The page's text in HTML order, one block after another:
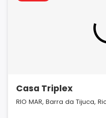
Casa Triplex
RIO MAR, Barra da Tijuca,